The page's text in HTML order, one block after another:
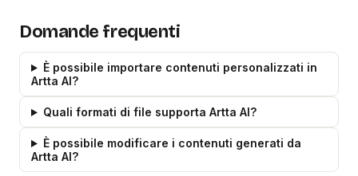
Domande frequenti
È possibile importare contenuti personalizzati in
Artta AI?
Quali formati di file supporta Artta AI?
È possibile modificare i contenuti generati da
Artta AI?